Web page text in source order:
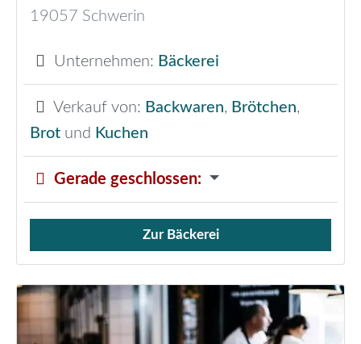
19057 Schwerin
Unternehmen: Bäckerei
Verkauf von: Backwaren, Brötchen,
Brot und Kuchen
Gerade geschlossen:
Verkauf von Brötchen,
Zur Bäckerei